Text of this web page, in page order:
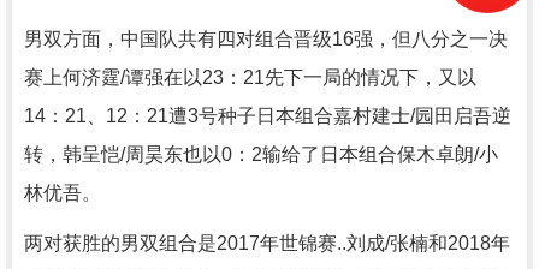
男双方面，中国队共有四对组合晋级16强，但八分之一决
赛上何济霆/谭强在以23：21先下一局的情况下，又以
14：21、12：21遭3号种子日本组合嘉村建士/园田启吾逆
转，韩呈恺/周昊东也以0：2输给了日本组合保木卓朗/小
林优吾。
两对获胜的男双组合是2017年世锦赛..刘成/张楠和2018年